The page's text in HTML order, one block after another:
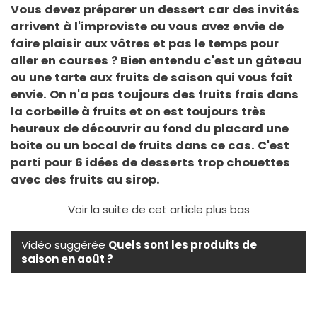
Vous devez préparer un dessert car des invités
arrivent à l'improviste ou vous avez envie de
faire plaisir aux vôtres et pas le temps pour
aller en courses ? Bien entendu c'est un gâteau
ou une tarte aux fruits de saison qui vous fait
envie. On n'a pas toujours des fruits frais dans
la corbeille à fruits et on est toujours très
heureux de découvrir au fond du placard une
boite ou un bocal de fruits dans ce cas. C'est
parti pour 6 idées de desserts trop chouettes
avec des fruits au sirop.
Voir la suite de cet article plus bas
Vidéo suggérée Quels sont les produits de
saison en août ?